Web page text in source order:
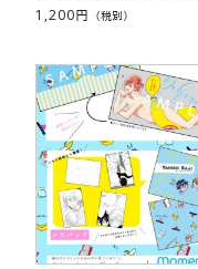
1,200円 （税別）